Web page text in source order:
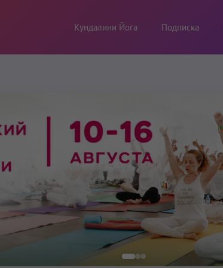
Кундалини Йога Подписка